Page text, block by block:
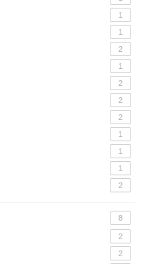
1
1
2
1
2
2
2
1
1
1
2
8
2
2